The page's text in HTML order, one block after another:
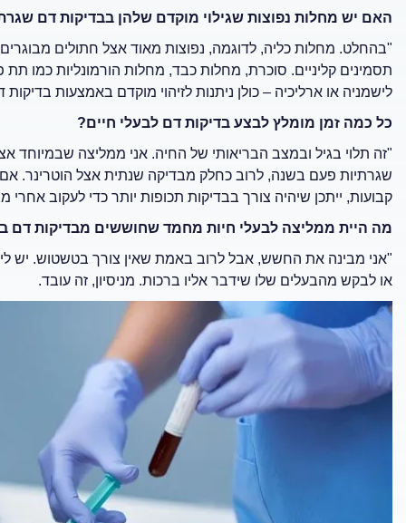
האם יש מחלות נפוצות שגילוי מוקדם שלהן בבדיקות דם
"בהחלט. מחלות כליה, לדוגמה, נפוצות מאוד אצל חתולים
תסמינים קליניים. סוכרת, מחלות כבד, מחלות הורמונליות כמו תת
לישמניה או ארליכיה – כולן ניתנות לזיהוי מוקדם באמצעות
כל כמה זמן מומלץ לבצע בדיקות דם לבעלי חיים?
"זה תלוי בגיל ובמצב הבריאותי של החיה. אני ממליצה שבמיוחד
שגרתיות פעם בשנה, לרוב כחלק מבדיקה שנתית אצל הוטרינר.
קבועות, ייתכן שיהיה צורך בבדיקות תכופות יותר כדי לעקוב אחרי
מה היית ממליצה לבעלי חיות מחמד שחוששים מבדיקות דם
"אני מבינה את החשש, אבל לרוב באמת שאין צורך בטשטוש. יש
או לבקש מהבעלים שלו שידבר אליו ברכות. מניסיון, זה עובד.